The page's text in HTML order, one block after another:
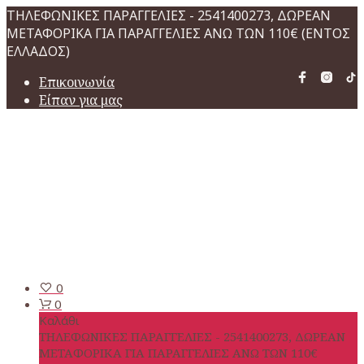
ΤΗΛΕΦΩΝΙΚΕΣ ΠΑΡΑΓΓΕΛΙΕΣ - 2541400273, ΔΩΡΕΑΝ
ΜΕΤΑΦΟΡΙΚΑ ΓΙΑ ΠΑΡΑΓΓΕΛΙΕΣ ΑΝΩ ΤΩΝ 110€ (ΕΝΤΟΣ
ΕΛΛΑΔΟΣ)
Επικοινωνία
Είπαν για μας
0
0
Καλάθι
ΤΗΛΕΦΩΝΙΚΕΣ ΠΑΡΑΓΓΕΛΙΕΣ - 2541400273, ΔΩΡΕΑΝ
ΜΕΤΑΦΟΡΙΚΑ ΓΙΑ ΠΑΡΑΓΓΕΛΙΕΣ ΑΝΩ ΤΩΝ 110€